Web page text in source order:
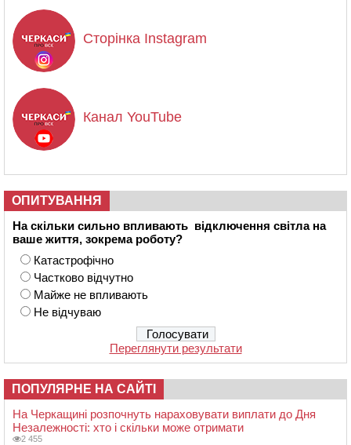
Сторінка Instagram
Канал YouTube
ОПИТУВАННЯ
На скільки сильно впливають відключення світла на
ваше життя, зокрема роботу?
Катастрофічно
Частково відчутно
Майже не впливають
Не відчуваю
Переглянути результати
ПОПУЛЯРНЕ НА САЙТІ
На Черкащині розпочнуть нараховувати виплати до Дня
Незалежності: хто і скільки може отримати
2 455